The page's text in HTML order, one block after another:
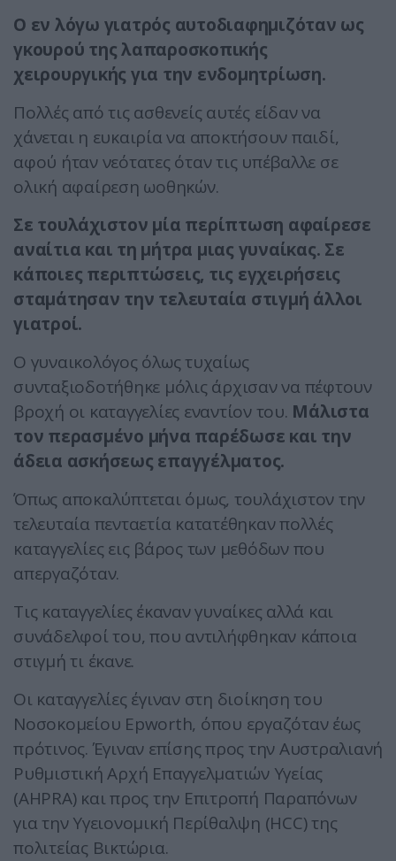
Ο εν λόγω γιατρός αυτοδιαφημιζόταν ως
γκουρού της λαπαροσκοπικής
χειρουργικής για την ενδομητρίωση.
Πολλές από τις ασθενείς αυτές είδαν να
χάνεται η ευκαιρία να αποκτήσουν παιδί,
αφού ήταν νεότατες όταν τις υπέβαλλε σε
ολική αφαίρεση ωοθηκών.
Σε τουλάχιστον μία περίπτωση αφαίρεσε
αναίτια και τη μήτρα μιας γυναίκας. Σε
κάποιες περιπτώσεις, τις εγχειρήσεις
σταμάτησαν την τελευταία στιγμή άλλοι
γιατροί.
Ο γυναικολόγος όλως τυχαίως
συνταξιοδοτήθηκε μόλις άρχισαν να πέφτουν
βροχή οι καταγγελίες εναντίον του. Μάλιστα
τον περασμένο μήνα παρέδωσε και την
άδεια ασκήσεως επαγγέλματος.
Όπως αποκαλύπτεται όμως, τουλάχιστον την
τελευταία πενταετία κατατέθηκαν πολλές
καταγγελίες εις βάρος των μεθόδων που
απεργαζόταν.
Τις καταγγελίες έκαναν γυναίκες αλλά και
συνάδελφοί του, που αντιλήφθηκαν κάποια
στιγμή τι έκανε.
Οι καταγγελίες έγιναν στη διοίκηση του
Νοσοκομείου Epworth, όπου εργαζόταν έως
πρότινος. Έγιναν επίσης προς την Αυστραλιανή
Ρυθμιστική Αρχή Επαγγελματιών Υγείας
(AHPRA) και προς την Επιτροπή Παραπόνων
για την Υγειονομική Περίθαλψη (HCC) της
πολιτείας Βικτώρια.